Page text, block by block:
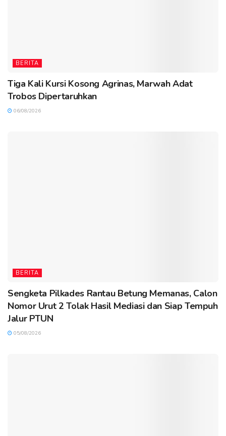
BERITA
Tiga Kali Kursi Kosong Agrinas, Marwah Adat
Trobos Dipertaruhkan
06/08/2026
BERITA
Sengketa Pilkades Rantau Betung Memanas, Calon
Nomor Urut 2 Tolak Hasil Mediasi dan Siap Tempuh
Jalur PTUN
05/08/2026